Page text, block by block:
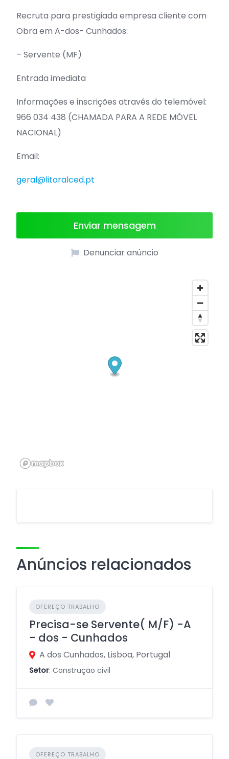
Recruta para prestigiada empresa cliente com
Obra em A-dos- Cunhados:
– Servente (MF)
Entrada imediata
Informações e inscrições através do telemóvel:
966 034 438 (CHAMADA PARA A REDE MÓVEL
NACIONAL)
Email:
geral@litoralced.pt
Enviar mensagem
Denunciar anúncio
Anúncios relacionados
OFEREÇO TRABALHO
Precisa-se Servente( M/F) -A
- dos - Cunhados
A dos Cunhados, Lisboa, Portugal
Setor: Construção civil
OFEREÇO TRABALHO